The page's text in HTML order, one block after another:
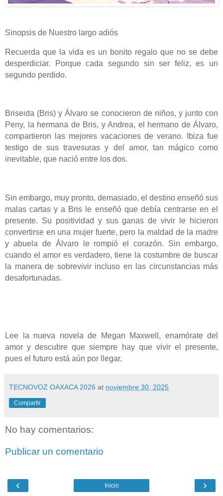
Sinopsis de Nuestro largo adiós
Recuerda que la vida es un bonito regalo que no se debe
desperdiciar. Porque cada segundo sin ser feliz, es un
segundo perdido.
Briseida (Bris) y Álvaro se conocieron de niños, y junto con
Peny, la hermana de Bris, y Andrea, el hermano de Álvaro,
compartieron las mejores vacaciones de verano. Ibiza fue
testigo de sus travesuras y del amor, tan mágico como
inevitable, que nació entre los dos.
Sin embargo, muy pronto, demasiado, el destino enseñó sus
malas cartas y a Bris le enseñó que debía centrarse en el
presente. Su positividad y sus ganas de vivir le hicieron
convertirse en una mujer fuerte, pero la maldad de la madre
y abuela de Álvaro le rompió el corazón. Sin embargo,
cuando el amor es verdadero, tiene la costumbre de buscar
la manera de sobrevivir incluso en las circunstancias más
desafortunadas.
Lee la nueva novela de Megan Maxwell, enamórate del
amor y descubre que siempre hay que vivir el presente,
pues el futuro está aún por llegar.
TECNOVOZ OAXACA 2026 at noviembre 30, 2025
Compartir
No hay comentarios:
Publicar un comentario
‹ ›
Inicio